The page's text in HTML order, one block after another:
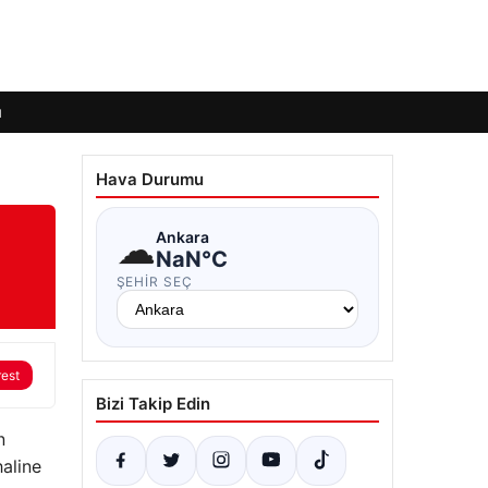
Hava Durumu
☁Ankara
NaN°C
ŞEHIR SEÇ
Bizi Takip Edin